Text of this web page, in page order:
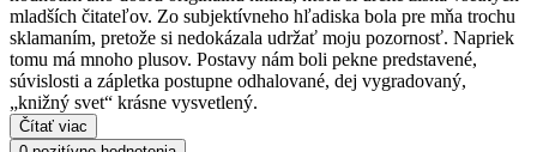
mladších čitateľov. Zo subjektívneho hľadiska bola pre mňa trochu
sklamaním, pretože si nedokázala udržať moju pozornosť. Napriek
tomu má mnoho plusov. Postavy nám boli pekne predstavené,
súvislosti a zápletka postupne odhalované, dej vygradovaný,
„knižný svet“ krásne vysvetlený.
Čítať viac